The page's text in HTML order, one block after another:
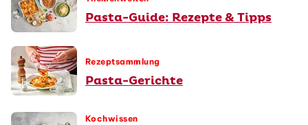
Pasta-Guide: Rezepte & Tipps
Rezeptsammlung
Pasta-Gerichte
Kochwissen